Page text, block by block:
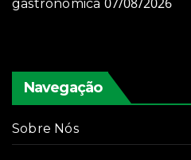
gastronômica 07/08/2026
Navegação
Sobre Nós